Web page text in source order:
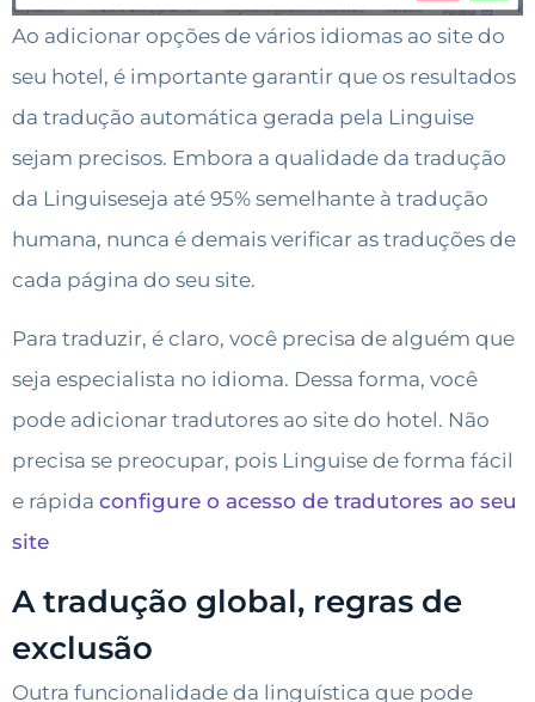
Ao adicionar opções de vários idiomas ao site do
seu hotel, é importante garantir que os resultados
da tradução automática gerada pela Linguise
sejam precisos. Embora a qualidade da tradução
da Linguiseseja até 95% semelhante à tradução
humana, nunca é demais verificar as traduções de
cada página do seu site.
Para traduzir, é claro, você precisa de alguém que
seja especialista no idioma. Dessa forma, você
pode adicionar tradutores ao site do hotel. Não
precisa se preocupar, pois Linguise de forma fácil
e rápida configure o acesso de tradutores ao seu
site
A tradução global, regras de
exclusão
Outra funcionalidade da linguística que pode